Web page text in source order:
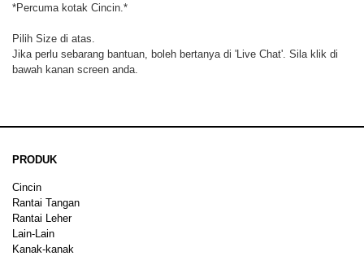
*Percuma kotak Cincin.*
Pilih Size di atas.
Jika perlu sebarang bantuan, boleh bertanya di 'Live Chat'. Sila klik di
bawah kanan screen anda.
PRODUK
Cincin
Rantai Tangan
Rantai Leher
Lain-Lain
Kanak-kanak